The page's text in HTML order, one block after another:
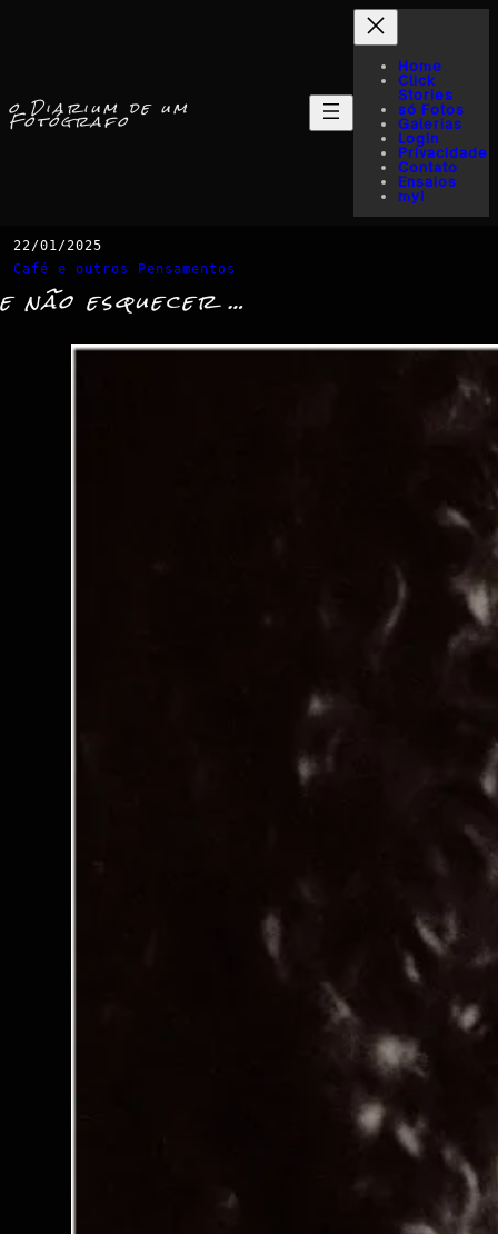
o Diarium de um
Fotógrafo
Home
Click
Stories
só Fotos
Galerias
Login
Privacidade
Contato
Ensaios
myI
22/01/2025
Café e outros Pensamentos
e não esquecer …